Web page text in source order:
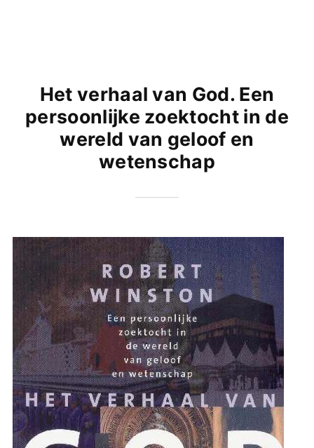
Het verhaal van God. Een
persoonlijke zoektocht in de
wereld van geloof en
wetenschap